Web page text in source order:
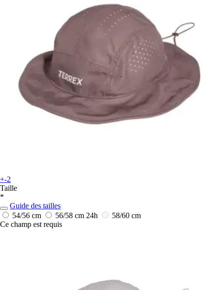
+-2
Taille
*
Guide des tailles
54/56 cm
56/58 cm 24h
58/60 cm
Ce champ est requis